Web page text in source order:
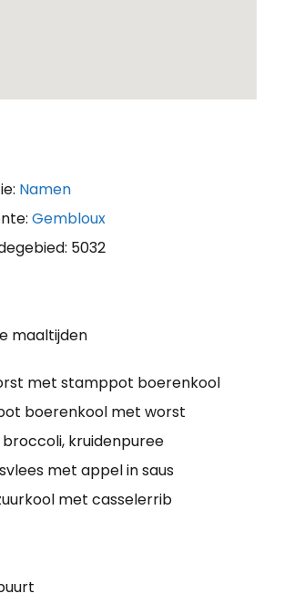
Namen
Gembloux
5032
maaltijden
met stamppot boerenkool
boerenkool met worst
broccoli, kruidenpuree
met appel in saus
met casselerrib